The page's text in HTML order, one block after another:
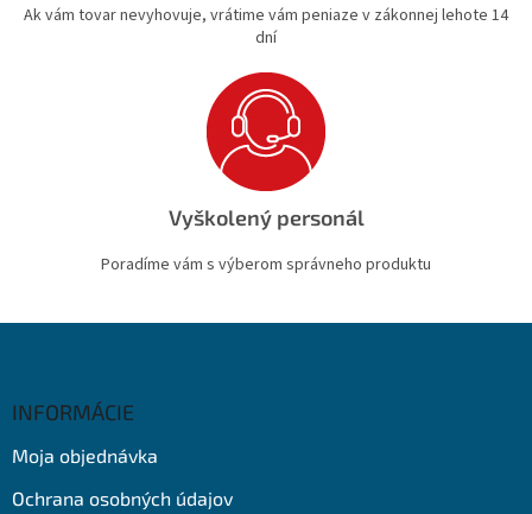
Ak vám tovar nevyhovuje, vrátime vám peniaze v zákonnej lehote 14
dní
Vyškolený personál
Poradíme vám s výberom správneho produktu
INFORMÁCIE
Moja objednávka
Ochrana osobných údajov